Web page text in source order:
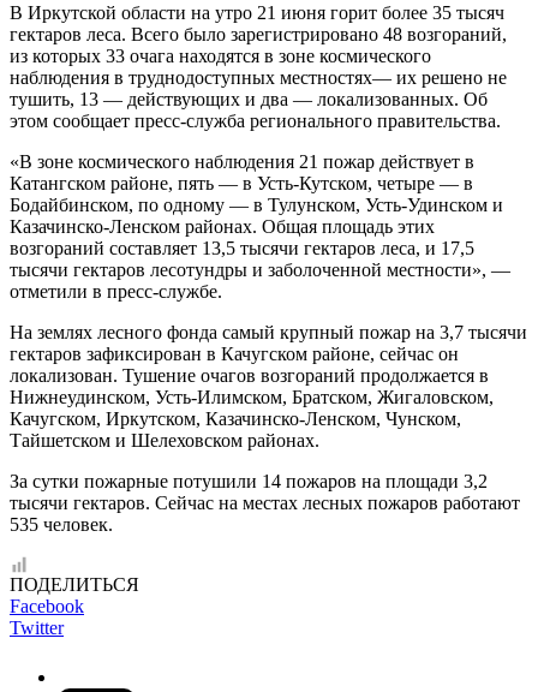
В Иркутской области на утро 21 июня горит более 35 тысяч
гектаров леса. Всего было зарегистрировано 48 возгораний,
из которых 33 очага находятся в зоне космического
наблюдения в труднодоступных местностях— их решено не
тушить, 13 — действующих и два — локализованных. Об
этом сообщает пресс-служба регионального правительства.
«В зоне космического наблюдения 21 пожар действует в
Катангском районе, пять — в Усть-Кутском, четыре — в
Бодайбинском, по одному — в Тулунском, Усть-Удинском и
Казачинско-Ленском районах. Общая площадь этих
возгораний составляет 13,5 тысячи гектаров леса, и 17,5
тысячи гектаров лесотундры и заболоченной местности», —
отметили в пресс-службе.
На землях лесного фонда самый крупный пожар на 3,7 тысячи
гектаров зафиксирован в Качугском районе, сейчас он
локализован. Тушение очагов возгораний продолжается в
Нижнеудинском, Усть-Илимском, Братском, Жигаловском,
Качугском, Иркутском, Казачинско-Ленском, Чунском,
Тайшетском и Шелеховском районах.
За сутки пожарные потушили 14 пожаров на площади 3,2
тысячи гектаров. Сейчас на местах лесных пожаров работают
535 человек.
ПОДЕЛИТЬСЯ
Facebook
Twitter